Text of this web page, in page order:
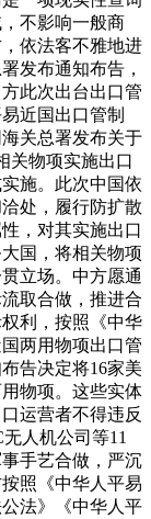
不影响一般商
依法客不雅地进
发布通知布告，
此次出台出口管
近国出口管制
关总署发布关于
关物项实施出口
施。此次中国依
处，履行防扩散
，对其实施出口
国，将相关物项
立场。中方愿通
取合做，推进合
利，按照《中华
两用物项出口管
告决定将16家美
物项。这些实体
运营者不得违反
人机公司等11
手艺合做，严沉
照《中华人平易
法》《中华人平